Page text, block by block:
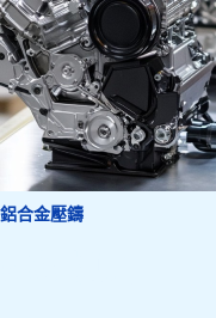
鋁合金壓鑄